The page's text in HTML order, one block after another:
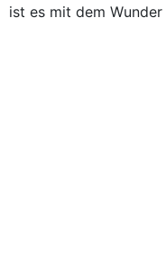
ist es mit dem